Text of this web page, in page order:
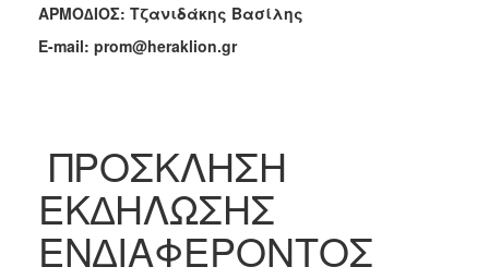
2013
2010
2006
ΑΡΜΟ∆ΙΟΣ: Τζανιδάκης Βασίλης
E-mail: prom@heraklion.gr
ΠΡΟΣΚΛΗΣΗ
ΕΚ∆ΗΛΩΣΗΣ
ΕΝ∆ΙΑΦΕΡΟΝΤΟΣ